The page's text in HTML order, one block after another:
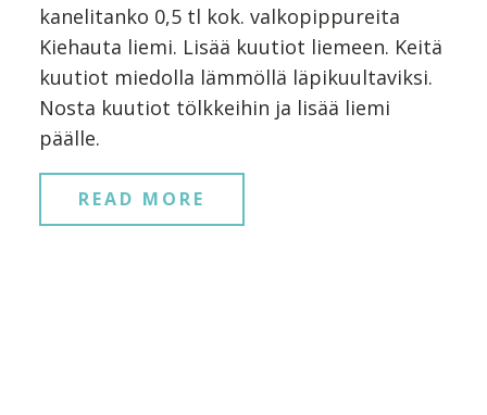
kanelitanko 0,5 tl kok. valkopippureita
Kiehauta liemi. Lisää kuutiot liemeen. Keitä
kuutiot miedolla lämmöllä läpikuultaviksi.
Nosta kuutiot tölkkeihin ja lisää liemi
päälle.
READ MORE